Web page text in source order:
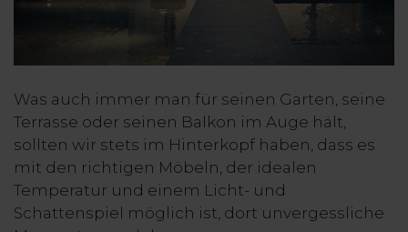
Was auch immer man für seinen Garten, seine
Terrasse oder seinen Balkon im Auge hält,
sollten wir stets im Hinterkopf haben, dass es
mit den richtigen Möbeln, der idealen
Temperatur und einem Licht- und
Schattenspiel möglich ist, dort unvergessliche